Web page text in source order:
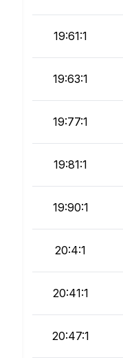
19:61:1
19:63:1
19:77:1
19:81:1
19:90:1
20:4:1
20:41:1
20:47:1